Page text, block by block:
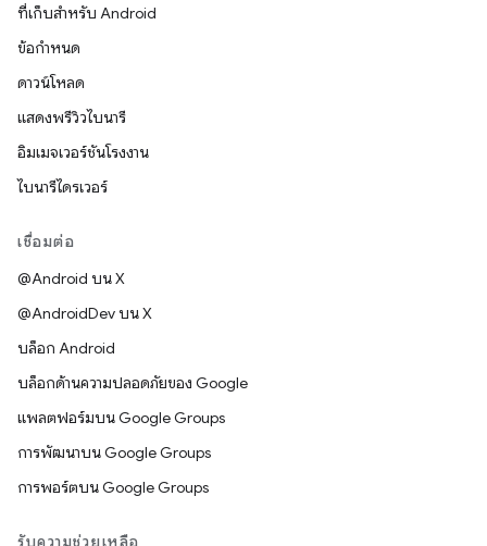
ที่เก็บสำหรับ Android
ข้อกำหนด
ดาวน์โหลด
แสดงพรีวิวไบนารี
อิมเมจเวอร์ชันโรงงาน
ไบนารีไดรเวอร์
เชื่อมต่อ
@Android บน X
@AndroidDev บน X
บล็อก Android
บล็อกด้านความปลอดภัยของ Google
แพลตฟอร์มบน Google Groups
การพัฒนาบน Google Groups
การพอร์ตบน Google Groups
รับความช่วยเหลือ